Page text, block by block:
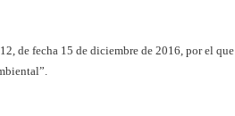
de fecha 15 de diciembre de 2016, por el que